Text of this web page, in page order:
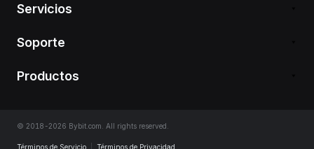
Servicios
Soporte
Productos
© 2018-2026 Bybit.com. All rights reserved.
Términos de Servicio Términos de Privacidad